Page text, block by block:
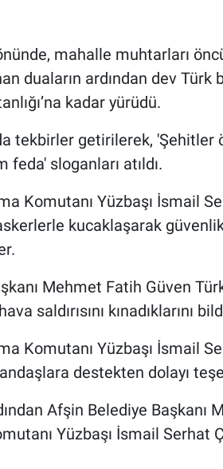
mahalle muhtarları
duaların ardından dev Türk
kadar yürüdü.
tekbirler getirilerek, 'Şehitler
feda' sloganları atıldı.
Komutanı Yüzbaşı İsmail
kucaklaşarak
Mehmet Fatih Güven
saldırısını kınadıklarını
Komutanı Yüzbaşı İsmail
destekten dolayı
Afşin Belediye Başkanı
Yüzbaşı İsmail Serhat